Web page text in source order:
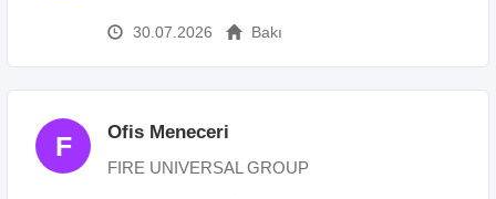
30.07.2026 Bakı
F Ofis Meneceri
FIRE UNIVERSAL GROUP